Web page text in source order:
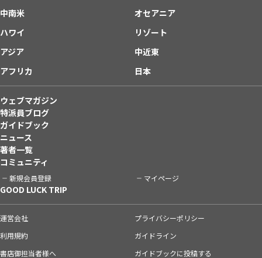
中南米
オセアニア
ハワイ
リゾート
アジア
中近東
アフリカ
日本
ウェブマガジン
特派員ブログ
ガイドブック
ニュース
著者一覧
コミュニティ
新規会員登録 マイページ
GOOD LUCK TRIP
運営会社
プライバシーポリシー
利用規約
ガイドライン
書店御担当者様へ
ガイドブックに投稿する